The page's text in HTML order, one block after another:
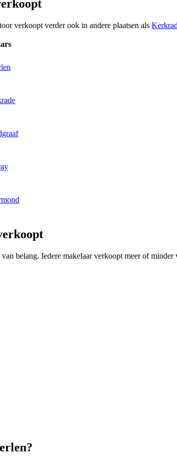
verkoopt verder ook in andere plaatsen als
belang. Iedere makelaar verkoopt meer of